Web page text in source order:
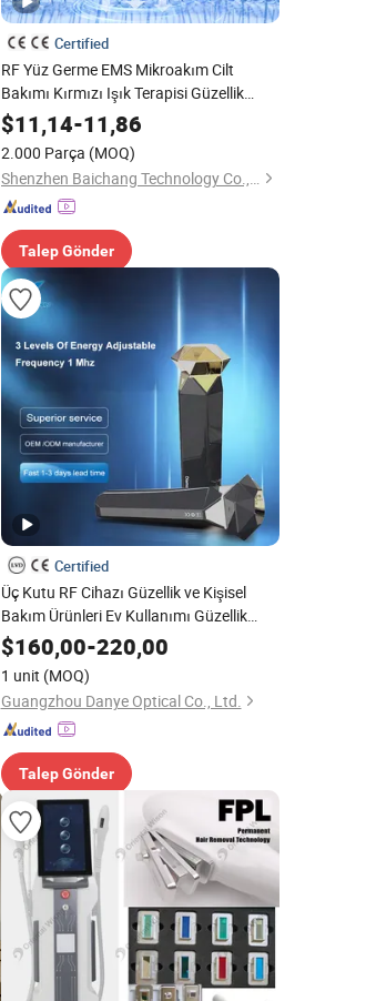
Certified
RF Yüz Germe EMS Mikroakım Cilt
Bakımı Kırmızı Işık Terapisi Güzellik
Ekipmanı
$11,14-11,86
2.000 Parça (MOQ)
Shenzhen Baichang Technology Co., Ltd.
Talep Gönder
Certified
Üç Kutu RF Cihazı Güzellik ve Kişisel
Bakım Ürünleri Ev Kullanımı Güzellik
Ekipmanları
$160,00-220,00
1 unit (MOQ)
Guangzhou Danye Optical Co., Ltd.
Talep Gönder